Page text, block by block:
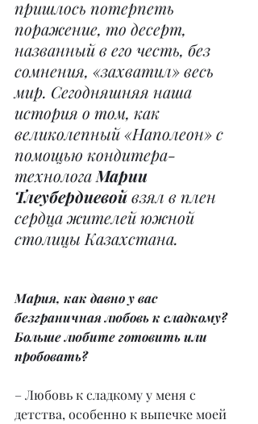
пришлось потерпеть
поражение, то десерт,
названный в его честь, без
сомнения, «захватил» весь
мир. Сегодняшняя наша
история о том, как
великолепный «Наполеон» с
помощью кондитера-
технолога Марии
Тлеубердиевой взял в плен
сердца жителей южной
столицы Казахстана.
Мария, как давно у вас
безграничная любовь к сладкому?
Больше любите готовить или
пробовать?
– Любовь к сладкому у меня с
детства, особенно к выпечке моей